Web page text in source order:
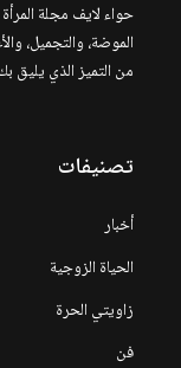
حواء لايف مجلة
الموضة، والتجميل،
من التميز الذي يليق
تصنيفات
أخبار
الحياة الزوجية
زاويتي الحرة
فن